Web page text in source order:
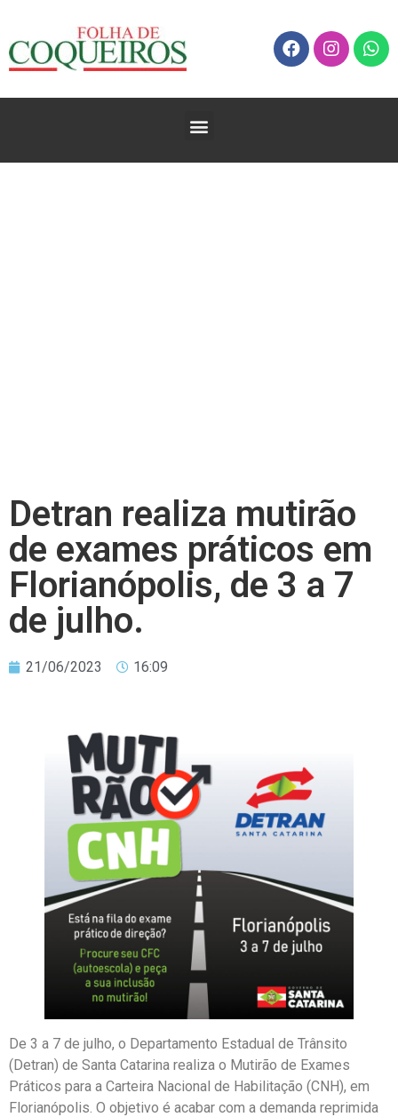
Detran realiza mutirão
de exames práticos em
Florianópolis, de 3 a 7
de julho.
21/06/2023 16:09
De 3 a 7 de julho, o Departamento Estadual de Trânsito
(Detran) de Santa Catarina realiza o Mutirão de Exames
Práticos para a Carteira Nacional de Habilitação (CNH), em
Florianópolis. O objetivo é acabar com a demanda reprimida